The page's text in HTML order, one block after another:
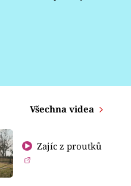
Všechna videa
Zajíc z proutků